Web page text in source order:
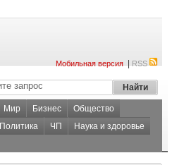
Мобильная версия|RSS
Мир Бизнес
Общество
Политика ЧП
Наука и здоровье